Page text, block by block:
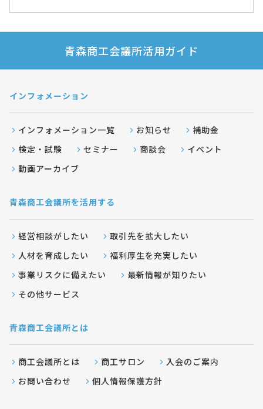
青森商工会議所活用ガイド
インフォメーション
インフォメーション一覧 お知らせ
補助金
検定・試験
セミナー 商談会
イベント
動画アーカイブ
青森商工会議所を活用する
経営相談がしたい
取引先を拡大したい
人材を育成したい
福利厚生を充実したい
事業リスクに備えたい
最新情報が知りたい
その他サービス
青森商工会議所とは
商工会議所とは 商工サロン
入会のご案内
お問い合わせ
個人情報保護方針